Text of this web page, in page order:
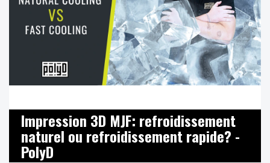
Impression 3D MJF: refroidissement
naturel ou refroidissement rapide? -
PolyD